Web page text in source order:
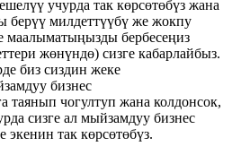
учурда так көрсөтөбүз жана
берүү милдеттүүбү же жокпу
маалыматыңызды бербесеңиз
жөнүндө) сизге кабарлайбыз.
биз сиздин жеке
бизнес
таянып чогултуп жана колдонсок,
сизге ал мыйзамдуу бизнес
так көрсөтөбүз.